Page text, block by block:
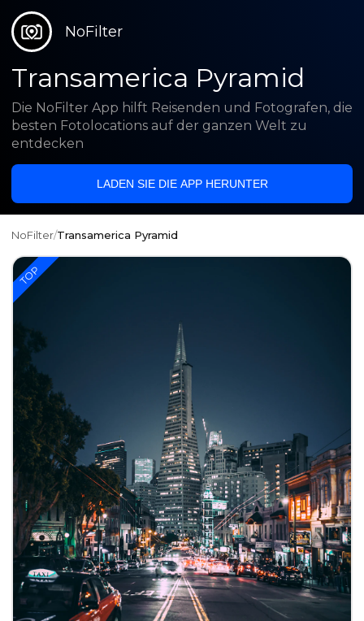
NoFilter
Transamerica Pyramid
Die NoFilter App hilft Reisenden und Fotografen, die
besten Fotolocations auf der ganzen Welt zu
entdecken
LADEN SIE DIE APP HERUNTER
NoFilter/Transamerica Pyramid
TOP